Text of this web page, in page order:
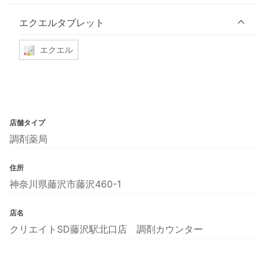
エクエルタブレット
エクエル
店舗タイプ
調剤薬局
住所
神奈川県藤沢市藤沢460-1
店名
クリエイトSD藤沢駅北口店 調剤カウンター